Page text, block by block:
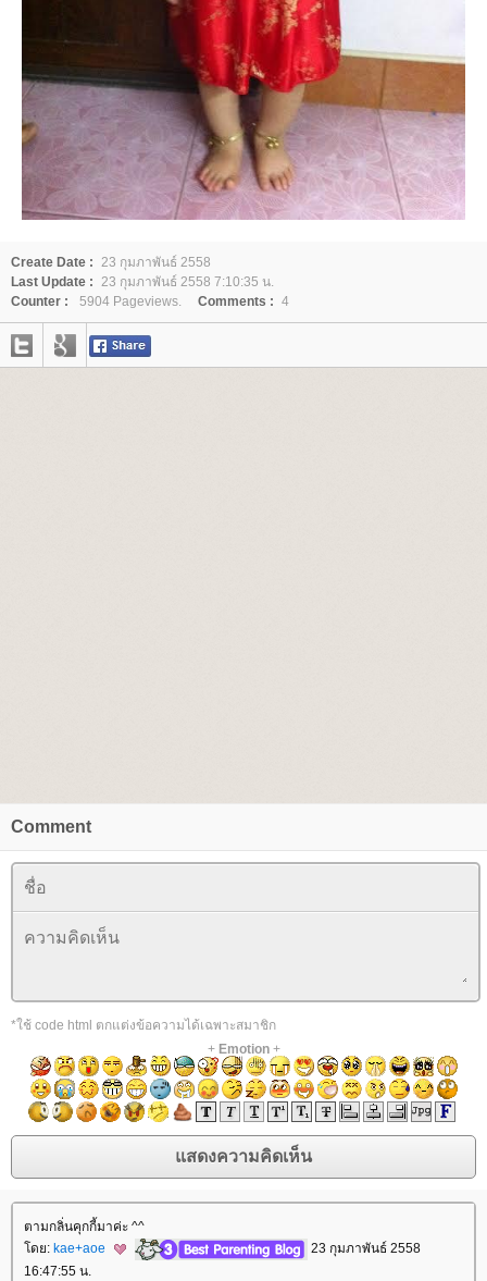
Create Date :
23 กุมภาพันธ์ 2558
Last Update :
23 กุมภาพันธ์ 2558 7:10:35 น.
Counter :
5904 Pageviews. Comments : 4
Comment
*ใช้ code html ตกแต่งข้อความได้เฉพาะสมาชิก
+ Emotion+
ตามกลิ่นคุกกี้มาค่ะ ^^
ดย: kae+aoe
23 กุมภาพันธ์ 2558
16:47:55 น.